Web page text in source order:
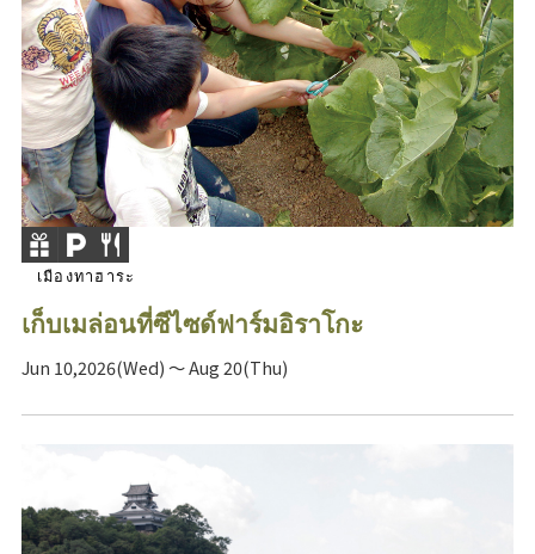
เมืองทาฮาระ
เก็บเมล่อนที่ซีไซด์ฟาร์มอิราโกะ
Jun 10,2026(Wed) ～ Aug 20(Thu)